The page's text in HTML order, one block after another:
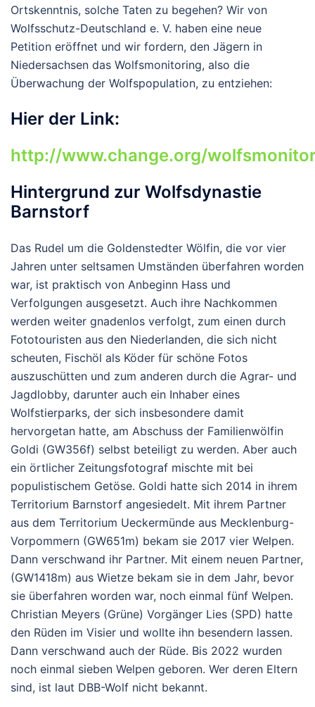
Ortskenntnis, solche Taten zu begehen? Wir von
Wolfsschutz-Deutschland e. V. haben eine neue
Petition eröffnet und wir fordern, den Jägern in
Niedersachsen das Wolfsmonitoring, also die
Überwachung der Wolfspopulation, zu entziehen:
Hier der Link:
http://www.change.org/
Hintergrund zur Wolfsdynastie
Barnstorf
Das Rudel um die Goldenstedter Wölfin, die vor vier
Jahren unter seltsamen Umständen überfahren worden
war, ist praktisch von Anbeginn Hass und
Verfolgungen ausgesetzt. Auch ihre Nachkommen
werden weiter gnadenlos verfolgt, zum einen durch
Fototouristen aus den Niederlanden, die sich nicht
scheuten, Fischöl als Köder für schöne Fotos
auszuschütten und zum anderen durch die Agrar- und
Jagdlobby, darunter auch ein Inhaber eines
Wolfstierparks, der sich insbesondere damit
hervorgetan hatte, am Abschuss der Familienwölfin
Goldi (GW356f) selbst beteiligt zu werden. Aber auch
ein örtlicher Zeitungsfotograf mischte mit bei
populistischem Getöse. Goldi hatte sich 2014 in ihrem
Territorium Barnstorf angesiedelt. Mit ihrem Partner
aus dem Territorium Ueckermünde aus Mecklenburg-
Vorpommern (GW651m) bekam sie 2017 vier Welpen.
Dann verschwand ihr Partner. Mit einem neuen Partner,
(GW1418m) aus Wietze bekam sie in dem Jahr, bevor
sie überfahren worden war, noch einmal fünf Welpen.
Christian Meyers (Grüne) Vorgänger Lies (SPD) hatte
den Rüden im Visier und wollte ihn besendern lassen.
Dann verschwand auch der Rüde. Bis 2022 wurden
noch einmal sieben Welpen geboren. Wer deren Eltern
sind, ist laut DBB-Wolf nicht bekannt.